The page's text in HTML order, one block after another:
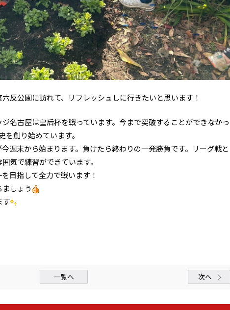
反公園に訪れて、リフレッシュしに行きたいと思います！
名古屋は皇后杯を戦っています。今まで突破することができなかっ
創り始めています。
週末から始まります。負けたら終わりの一発勝負です。リーグ戦と
気で練習ができています。
目指して全力で戦います！
しょう
す
一覧へ 次へ